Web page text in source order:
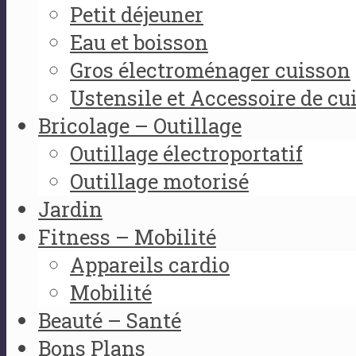
Petit déjeuner
Eau et boisson
Gros électroménager cuisson
Ustensile et Accessoire de
Bricolage – Outillage
Outillage électroportatif
Outillage motorisé
Jardin
Fitness – Mobilité
Appareils cardio
Mobilité
Beauté – Santé
Bons Plans